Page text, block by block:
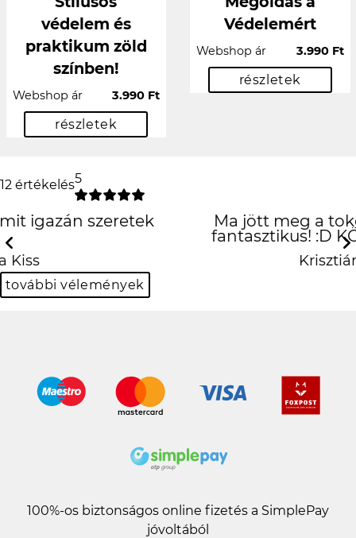
védelem és
praktikum zöld
színben!
Webshop ár 3.990 Ft
részletek
Védelemért
Webshop ár 3.990 Ft
részletek
12 értékelés5
Ma jött meg a tokom és egyszerűen
fantasztikus! :D KÖSZI EGYEDIALMA!
Previous
további vélemények
100%-os biztonságos online fizetés a SimplePay
jóvoltából